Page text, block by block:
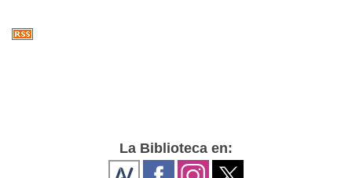
La Biblioteca en: